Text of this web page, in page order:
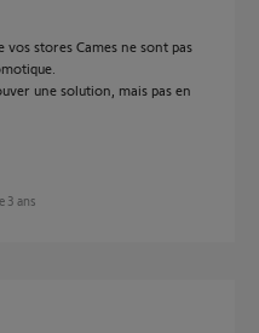
stores Cames ne sont pas
une solution, mais pas en
3 ans